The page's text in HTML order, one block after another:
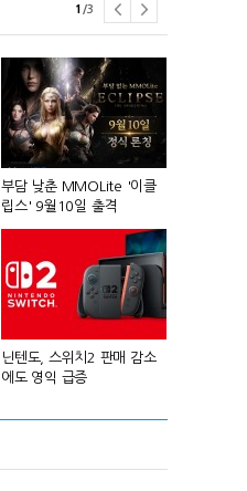
1 /3
부담 낮춘 MMOLite '이클
립스' 9월10일 출격
닌텐도, 스위치2 판매 감소
에도 영익 급증